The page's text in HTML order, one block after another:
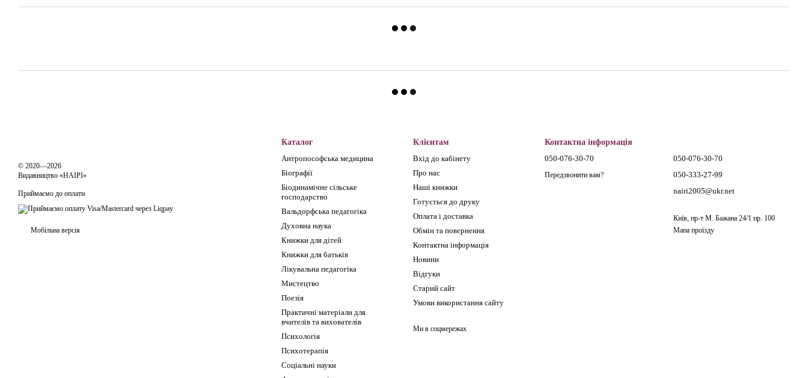
© 2020—2026
Видавництво «НАІРІ»
Приймаємо до оплати
Мобільна версія
Каталог
Антропософська медицина
Біографії
Біодинамічне сільське
господарство
Вальдорфська педагогіка
Духовна наука
Книжки для дітей
Книжки для батьків
Лікувальна педагогіка
Мистецтво
Поезія
Практичні матеріали для
вчителів та вихователів
Психологія
Психотерапія
Соціальні науки
Клієнтам
Вхід до кабінету
Про нас
Наші книжки
Готується до друку
Оплата і доставка
Обмін та повернення
Контактна інформація
Новини
Відгуки
Старий сайт
Умови використання сайту
Ми в соцмережах
Контактна інформація
050-076-30-70
Передзвонити вам?
050-076-30-70
050-333-27-99
nairi2005@ukr.net
Київ, пр-т М. Бажана 24/1 пр. 100
Мапа проїзду